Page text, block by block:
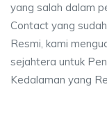
yang salah dalam
Contact yang
Resmi, kami
sejahtera untuk
Kedalaman yang